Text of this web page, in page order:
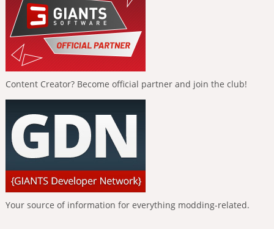
Content Creator? Become official partner and join the club!
Your source of information for everything modding-related.